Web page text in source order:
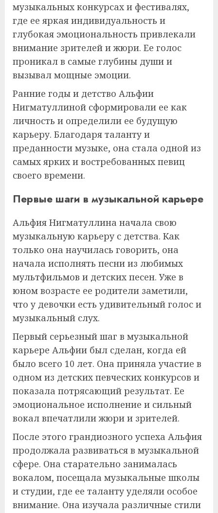
музыкальных конкурсах и фестивалях,
где ее яркая индивидуальность и
глубокая эмоциональность привлекали
внимание зрителей и жюри. Ее голос
проникал в самые глубины души и
вызывал мощные эмоции.
Ранние годы и детство Альфии
Нигматуллиной сформировали ее как
личность и определили ее будущую
карьеру. Благодаря таланту и
преданности музыке, она стала одной из
самых ярких и востребованных певиц
своего времени.
Первые шаги в музыкальной карьере
Альфия Нигматуллина начала свою
музыкальную карьеру с детства. Как
только она научилась говорить, она
начала исполнять песни из любимых
мультфильмов и детских песен. Уже в
юном возрасте ее родители заметили,
что у девочки есть удивительный голос и
музыкальный слух.
Первый серьезный шаг в музыкальной
карьере Альфии был сделан, когда ей
было всего 10 лет. Она приняла участие в
одном из детских певческих конкурсов и
показала потрясающий результат. Ее
эмоциональное исполнение и сильный
вокал впечатлили жюри и зрителей.
После этого грандиозного успеха Альфия
продолжала развиваться в музыкальной
сфере. Она старательно занималась
вокалом, посещала музыкальные школы
и студии, где ее таланту уделяли особое
внимание. Она изучала различные стили